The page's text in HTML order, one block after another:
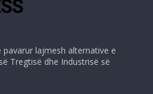
pavarur lajmesh alternative e
Tregtisë dhe Industrisë së